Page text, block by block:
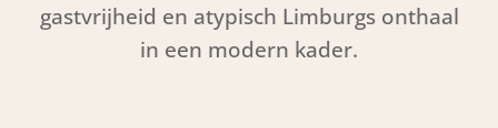
gastvrijheid en atypisch Limburgs onthaal
in een modern kader.